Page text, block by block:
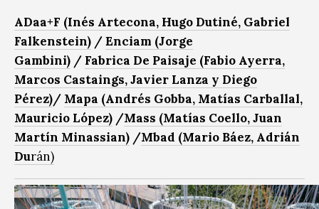
ADaa+F (Inés Artecona, Hugo Dutiné, Gabriel
Falkenstein) /Enciam (Jorge
Gambini) / Fabrica De Paisaje (Fabio Ayerra,
Marcos Castaings, Javier Lanza y Diego
Pérez)/ Mapa (Andrés Gobba, Matías Carballal,
Mauricio López) /Mass (Matías Coello, Juan
Martín Minassian) /Mbad (Mario Báez, Adrián
Durán)